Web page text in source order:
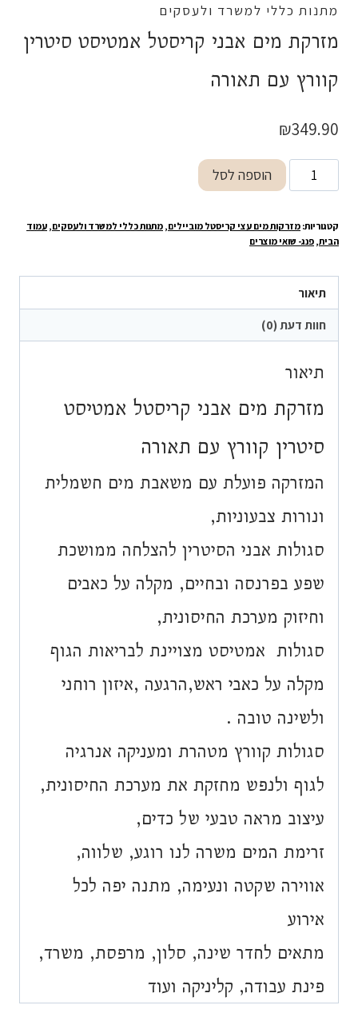
מתנות כללי למשרד ולעסקים
מזרקת מים אבני קריסטל אמטיסט סיטרין
קוורץ עם תאורה
₪349.90
כמות
של
מים
קריסטל
אמטיסט
סיטרין
קוורץ
הוספה לסל
קטגוריות: מזרקות מים עצי קריסטל מוביילים, מתנות כללי למשרד ולעסקים, עמוד
הבית, פנג- שואי מוצרים
תיאור
חוות דעת (0)
תיאור
מזרקת מים אבני קריסטל אמטיסט
סיטרין קוורץ עם תאורה
המזרקה פועלת עם משאבת מים חשמלית
ונורות צבעוניות,
סגולות אבני הסיטרין להצלחה ממושכת
שפע בפרנסה ובחיים, מקלה על כאבים
וחיזוק מערכת החיסונית,
סגולות אמטיסט מצויינת לבריאות הגוף
מקלה על כאבי ראש,הרגעה ,איזון רוחני
ולשינה טובה .
סגולות קוורץ מטהרת ומעניקה אנרגיה
לגוף ולנפש מחזקת את מערכת החיסונית,
עיצוב מראה טבעי של כדים,
זרימת המים משרה לנו רוגע, שלווה,
אווירה שקטה ונעימה, מתנה יפה לכל
אירוע
מתאים לחדר שינה, סלון, מרפסת, משרד,
פינת עבודה, קליניקה ועוד